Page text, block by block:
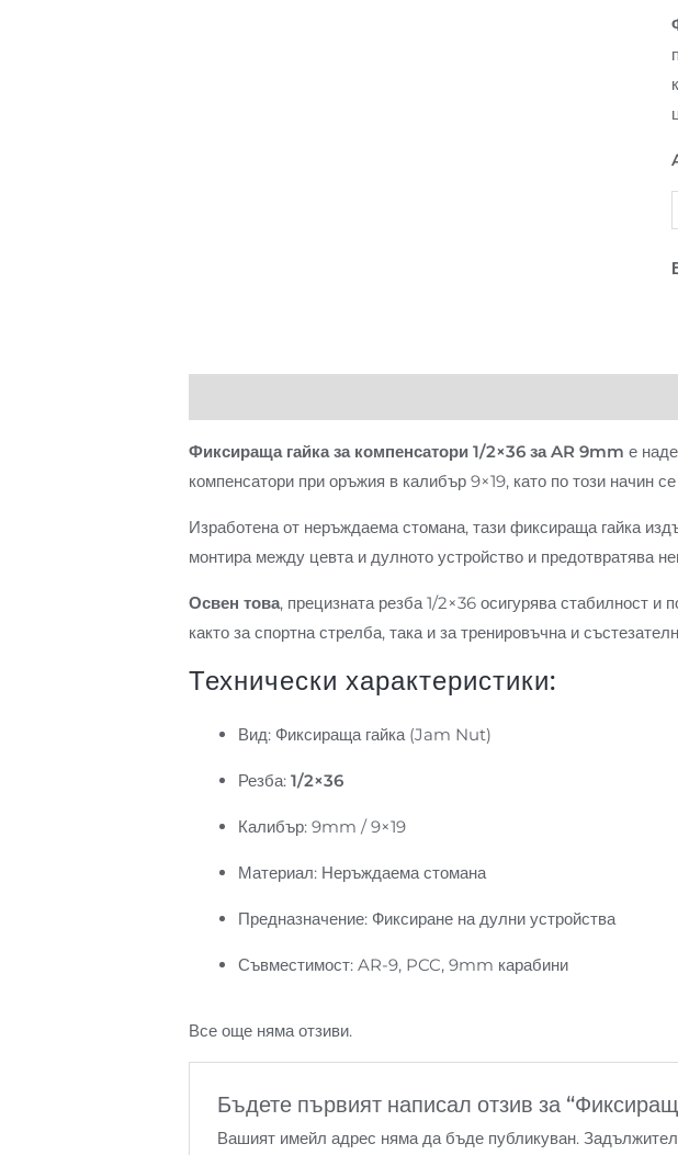
Фиксираща гайка за компенсатори 1/2×36 за AR 9mm е
компенсатори при оръжия в калибър 9×19, като по този начин
Изработена от неръждаема стомана, тази фиксираща гайка
монтира между цевта и дулното устройство и предотвратява
Освен това, прецизната резба 1/2×36 осигурява стабилност и
както за спортна стрелба, така и за тренировъчна и
Технически характеристики:
Вид: Фиксираща гайка (Jam Nut)
Резба:1/2×36
Калибър: 9mm / 9×19
Материал: Неръждаема стомана
Предназначение: Фиксиране на дулни устройства
Съвместимост: AR-9, PCC, 9mm карабини
Все още няма отзиви.
Бъдете първият написал отзив за
Вашият имейл адрес няма да бъде публикуван.